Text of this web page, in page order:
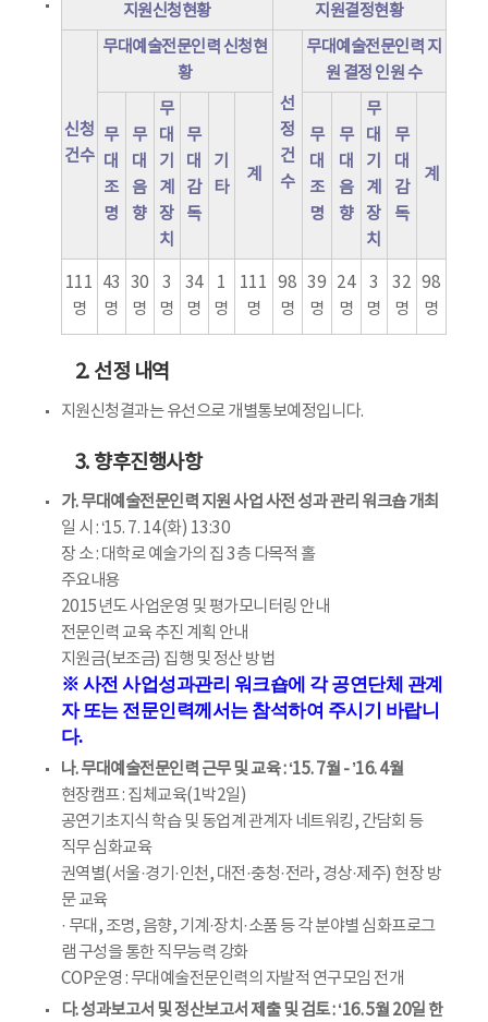
지원신청현황 지원결정현황
신청
건수
무대예술전문인력 신청현
황
선
정
건
수
무대예술전문인력 지
원 결정 인원 수
무
대
조
명
무
대
음
향
무
대
기
계
장
치
무
대
감
독
기
타
계
무
대
조
명
무
대
음
향
무
대
기
계
장
치
무
대
감
독
계
111
명
43
명
30
명
3
명
34
명
1
명
111
명
98
명
39
명
24
명
3
명
32
명
98
명
2. 선정 내역
지원신청결과는 유선으로 개별통보예정입니다.
3. 향후진행사항
가. 무대예술전문인력 지원 사업 사전 성과 관리 워크숍 개최
일 시 : ‘15. 7. 14(화) 13:30
장 소 : 대학로 예술가의 집 3층 다목적 홀
주요내용
2015년도 사업운영 및 평가모니터링 안내
전문인력 교육 추진 계획 안내
지원금(보조금) 집행 및 정산 방법
※ 사전 사업성과관리 워크숍에 각 공연단체 관계
자 또는 전문인력께서는 참석하여 주시기 바랍니
다.
나. 무대예술전문인력 근무 및 교육 : ‘15. 7월 - ’16. 4월
현장캠프 : 집체교육(1박2일)
공연기초지식 학습 및 동업계 관계자 네트워킹, 간담회 등
직무 심화교육
권역별(서울·경기·인천, 대전·충청·전라, 경상·제주) 현장 방
문 교육
· 무대, 조명, 음향, 기계·장치·소품 등 각 분야별 심화프로그
램 구성을 통한 직무능력 강화
COP운영 : 무대예술전문인력의 자발적 연구모임 전개
다. 성과보고서 및 정산보고서 제출 및 검토 : ‘16. 5월 20일 한